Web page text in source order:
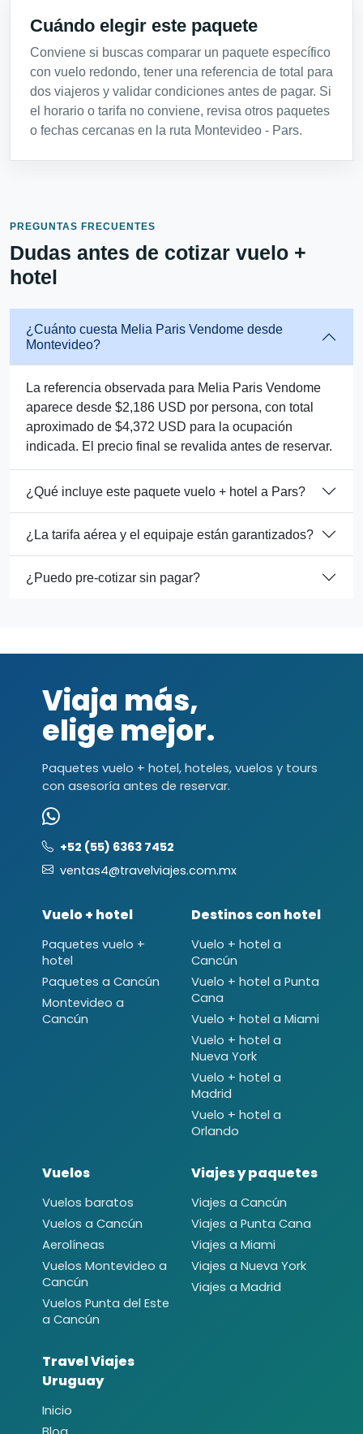
Cuándo elegir este paquete
Conviene si buscas comparar un paquete específico
con vuelo redondo, tener una referencia de total para
dos viajeros y validar condiciones antes de pagar. Si
el horario o tarifa no conviene, revisa otros paquetes
o fechas cercanas en la ruta Montevideo - Pars.
PREGUNTAS FRECUENTES
Dudas antes de cotizar vuelo +
hotel
¿Cuánto cuesta Melia Paris Vendome desde
Montevideo?
La referencia observada para Melia Paris Vendome
aparece desde $2,186 USD por persona, con total
aproximado de $4,372 USD para la ocupación
indicada. El precio final se revalida antes de reservar.
¿Qué incluye este paquete vuelo + hotel a Pars?
¿La tarifa aérea y el equipaje están garantizados?
¿Puedo pre-cotizar sin pagar?
Viaja más,
elige mejor.
Paquetes vuelo + hotel, hoteles, vuelos y tours
con asesoría antes de reservar.
+52 (55) 6363 7452
ventas4@travelviajes.com.mx
Vuelo + hotel
Paquetes vuelo +
hotel
Paquetes a Cancún
Montevideo a
Cancún
Destinos con hotel
Vuelo + hotel a
Cancún
Vuelo + hotel a Punta
Cana
Vuelo + hotel a Miami
Vuelo + hotel a
Nueva York
Vuelo + hotel a
Madrid
Vuelo + hotel a
Orlando
Vuelos
Vuelos baratos
Vuelos a Cancún
Aerolíneas
Vuelos Montevideo a
Cancún
Vuelos Punta del Este
a Cancún
Viajes y paquetes
Viajes a Cancún
Viajes a Punta Cana
Viajes a Miami
Viajes a Nueva York
Viajes a Madrid
Travel Viajes
Uruguay
Inicio